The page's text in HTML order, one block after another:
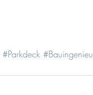
#Parkdeck